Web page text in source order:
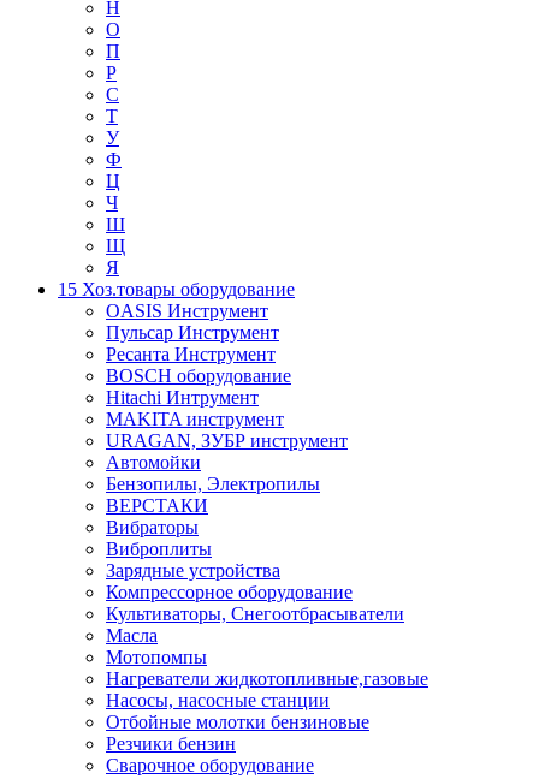
Н
О
П
Р
С
Т
У
Ф
Ц
Ч
Ш
Щ
Я
15 Хоз.товары оборудование
OASIS Инструмент
Пульсар Инструмент
Ресанта Инструмент
BOSCH оборудование
Hitachi Интрумент
MAKITA инструмент
URAGAN, ЗУБР инструмент
Автомойки
Бензопилы, Электропилы
ВЕРСТАКИ
Вибраторы
Виброплиты
Зарядные устройства
Компрессорное оборудование
Культиваторы, Снегоотбрасыватели
Масла
Мотопомпы
Нагреватели жидкотопливные,газовые
Насосы, насосные станции
Отбойные молотки бензиновые
Резчики бензин
Сварочное оборудование